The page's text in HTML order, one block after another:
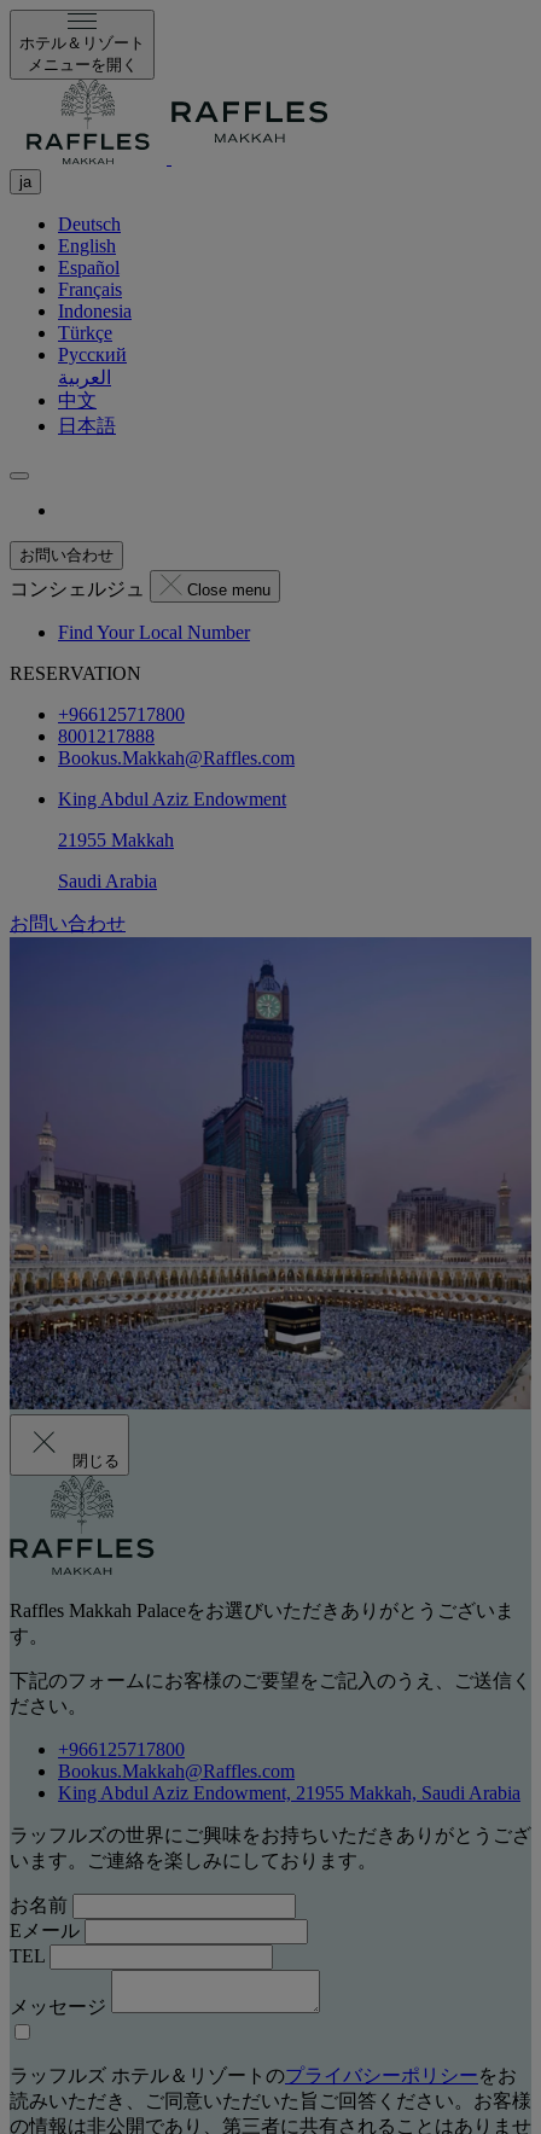
ホテル＆リゾート
メニューを開く
ja
Deutsch
English
Español
Français
Indonesia
Türkçe
Русский
العربية
中文
日本語
お問い合わせ
コンシェルジュ Close menu
Find Your Local Number
RESERVATION
+966125717800
8001217888
Bookus.Makkah@Raffles.com
King Abdul Aziz Endowment
21955 Makkah
Saudi Arabia
お問い合わせ
閉じる
Raffles Makkah Palaceをお選びいただきありがとうございま
す。
下記のフォームにお客様のご要望をご記入のうえ、ご送信く
ださい。
+966125717800
Bookus.Makkah@Raffles.com
King Abdul Aziz Endowment, 21955 Makkah, Saudi Arabia
ラッフルズの世界にご興味をお持ちいただきありがとうござ
います。ご連絡を楽しみにしております。
お名前
Eメール
TEL
メッセージ
ラッフルズ ホテル＆リゾートのプライバシーポリシーをお
読みいただき、ご同意いただいた旨ご回答ください。お客様
の情報は非公開であり、第三者に共有されることはありませ